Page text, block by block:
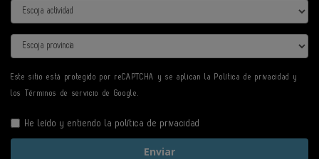
Actividad
Provincia
Este sitio está protegido por reCAPTCHA y se aplican la Política de privacidad y
los Términos de servicio de Google.
He leído y entiendo lapolítica de privacidad
Enviar